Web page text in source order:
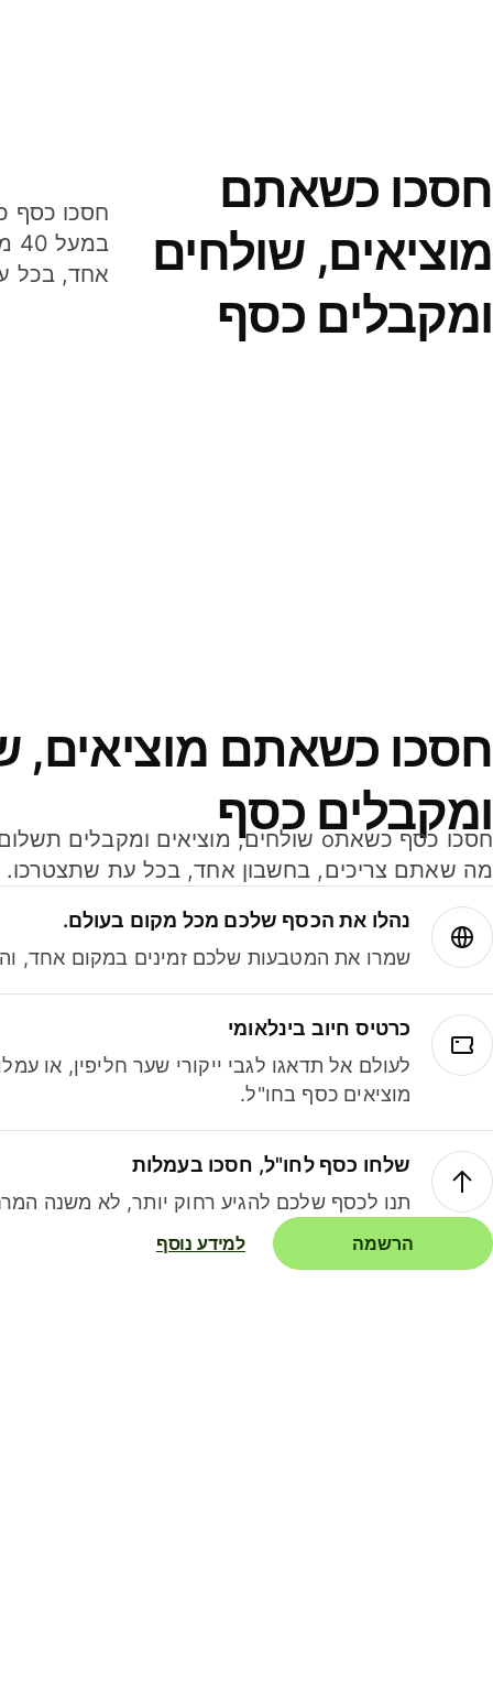
חסכו כשאתם
מוציאים, שולחים
ומקבלים כסף
אחד, בכל
חסכו כשאתם מוציאים,
ומקבלים כסף
מה שאתם צריכים, בחשבון אחד, בכל עת שתצטרכו.
נהלו את הכסף שלכם מכל מקום בעולם.
שמרו את המטבעות שלכם זמינים במקום אחד,
כרטיס חיוב בינלאומי
לעולם אל תדאגו לגבי ייקורי שער חליפין, או
מוציאים כסף בחו"ל.
שלחו כסף לחו"ל, חסכו בעמלות
תנו לכסף שלכם להגיע רחוק יותר, לא משנה
הרשמה למידע נוסף